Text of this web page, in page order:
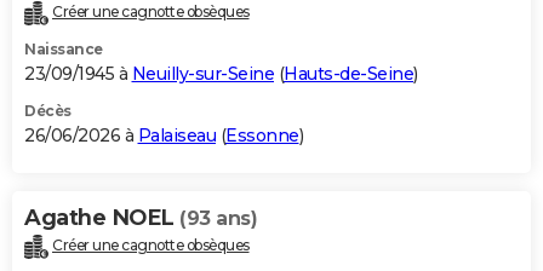
Créer une cagnotte obsèques
Naissance
23/09/1945 à Neuilly-sur-Seine (Hauts-de-Seine)
Décès
26/06/2026 à Palaiseau (Essonne)
Agathe NOEL (93 ans)
Créer une cagnotte obsèques